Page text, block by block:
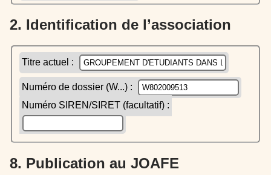
2. Identification de l’association
Titre actuel :
Numéro de dossier (W...) :
Numéro SIREN/SIRET (facultatif) :
8. Publication au JOAFE